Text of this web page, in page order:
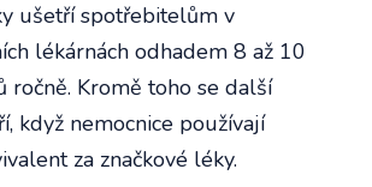
ušetří spotřebitelům v
lékárnách odhadem 8 až 10
ročně. Kromě toho se další
když nemocnice používají
za značkové léky.